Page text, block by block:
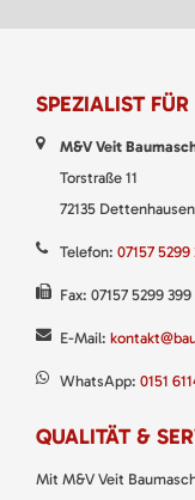
SPEZIALIST
M&V Veit
Torstraße 11
72135 Dettenhausen
Telefon: 07157 5299
Fax: 07157 5299 399
E-Mail:
WhatsApp: 0151
QUALITÄT &
Mit M&V Veit